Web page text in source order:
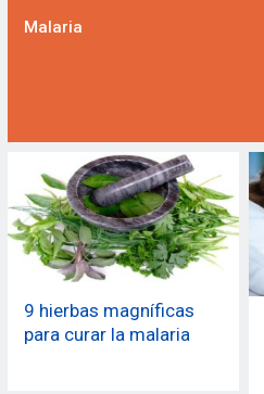
Malaria
9 hierbas magníficas
para curar la malaria